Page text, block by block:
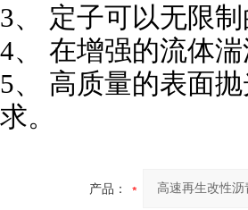
3、 定子可以无限
4、 在增强的流体
5、 高质量的表面
求。
产品：